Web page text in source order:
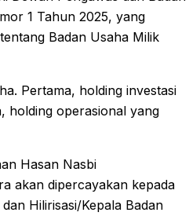
1 Tahun 2025, yang
Badan Usaha Milik
Pertama, holding investasi
holding operasional yang
Hasan Nasbi
akan dipercayakan kepada
Hilirisasi/Kepala Badan